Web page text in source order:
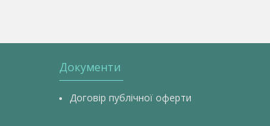
Документи
Договір публічної оферти